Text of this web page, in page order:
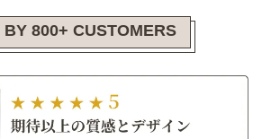
BY 800+ CUSTOMERS